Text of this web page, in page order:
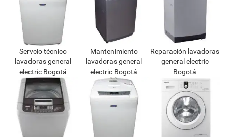
Servcio técnico
lavadoras general
electric Bogotá
Mantenimiento
lavadoras general
electric Bogotá
Reparación lavadoras
general electric
Bogotá